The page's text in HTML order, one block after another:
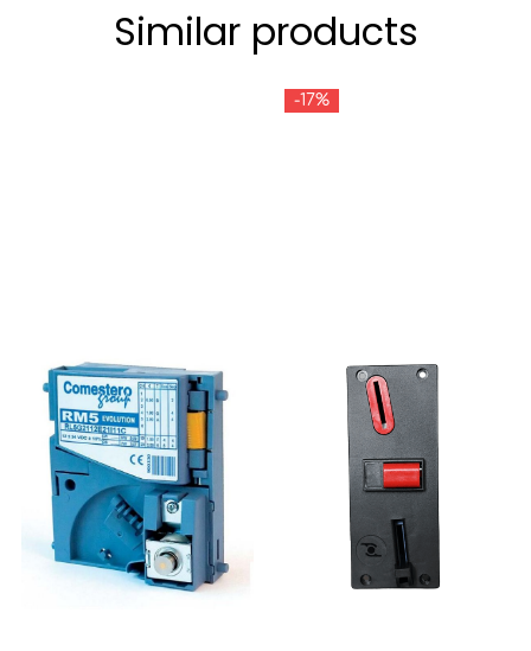
Similar products
-17%